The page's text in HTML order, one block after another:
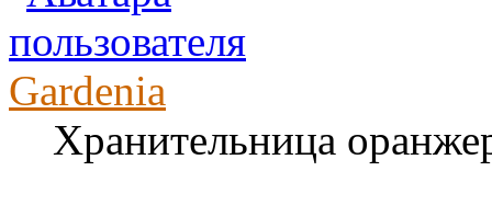
Gardenia
Хранительница